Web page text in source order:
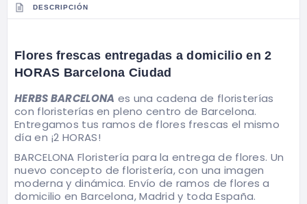
DESCRIPCIÓN
Flores frescas entregadas a domicilio en 2
HORAS Barcelona Ciudad
HERBS BARCELONA es una cadena de floristerías
con floristerías en pleno centro de Barcelona.
Entregamos tus ramos de flores frescas el mismo
día en ¡2 HORAS!
BARCELONA Floristería para la entrega de flores. Un
nuevo concepto de floristería, con una imagen
moderna y dinámica. Envío de ramos de flores a
domicilio en Barcelona, Madrid y toda España.